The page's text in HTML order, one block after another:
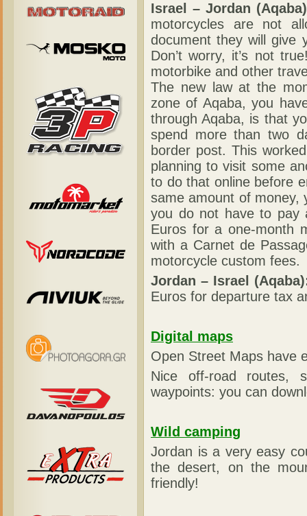
Israel – Jordan
motorcycles are not
document they will give
Don’t worry, it’s not
motorbike and other
The new law at the
zone of Aqaba, you
through Aqaba, is that
spend more than two
border post. This
planning to visit some
to do that online before
same amount of money,
you do not have to pay
Euros for a one-month
with a Carnet de
motorcycle custom fees.
Jordan – Israel
Euros for departure tax
Digital maps
Open Street Maps have
Nice off-road routes,
waypoints: you can
Wild camping
Jordan is a very easy
the desert, on the
friendly!